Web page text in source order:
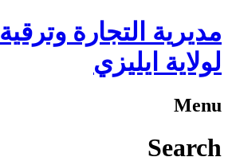
مديرية التجارة
لولاية ايليزي
Menu
Search